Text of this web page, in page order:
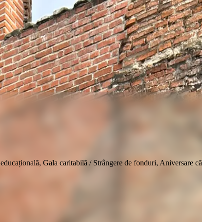
Gala caritabilă / Strângere de fonduri, Aniversare